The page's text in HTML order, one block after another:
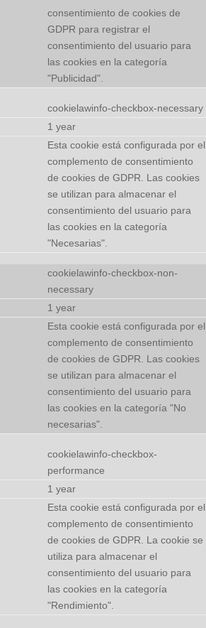
consentimiento de cookies de
GDPR para registrar el
consentimiento del usuario para
las cookies en la categoría
"Publicidad".
cookielawinfo-checkbox-necessary
1 year
Esta cookie está configurada por el
complemento de consentimiento
de cookies de GDPR. Las cookies
se utilizan para almacenar el
consentimiento del usuario para
las cookies en la categoría
"Necesarias".
cookielawinfo-checkbox-non-
necessary
1 year
Esta cookie está configurada por el
complemento de consentimiento
de cookies de GDPR. Las cookies
se utilizan para almacenar el
consentimiento del usuario para
las cookies en la categoría "No
necesarias".
cookielawinfo-checkbox-
performance
1 year
Esta cookie está configurada por el
complemento de consentimiento
de cookies de GDPR. La cookie se
utiliza para almacenar el
consentimiento del usuario para
las cookies en la categoría
"Rendimiento".